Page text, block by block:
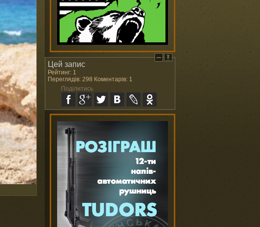
Цей запис
Рейтинг: 1
Переглядів: 298 Коментарів: 1
Поділитись